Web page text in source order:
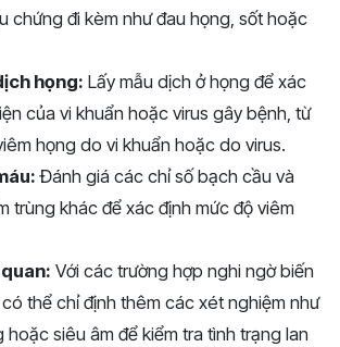
chứng đi kèm như đau họng, sốt hoặc
họng: Lấy mẫu dịch ở họng để xác
của vi khuẩn hoặc virus gây bệnh, từ
họng do vi khuẩn hoặc do virus.
Đánh giá các chỉ số bạch cầu và
trùng khác để xác định mức độ viêm
Với các trường hợp nghi ngờ biến
thể chỉ định thêm các xét nghiệm như
siêu âm để kiểm tra tình trạng lan